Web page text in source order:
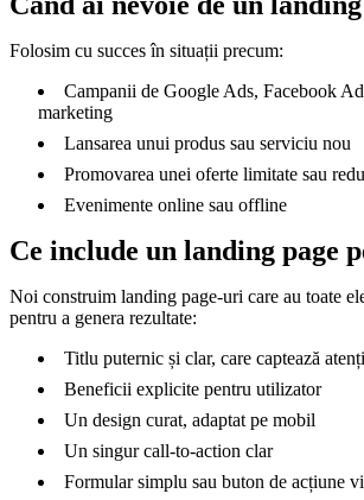
Folosim cu succes în situații precum:
Campanii de Google Ads, Facebook
marketing
Lansarea unui produs sau serviciu nou
Promovarea unei oferte limitate sau
Evenimente online sau offline
Ce include un landing page
Noi construim landing page-uri care au toate
pentru a genera rezultate:
Titlu puternic și clar, care captează
Beneficii explicite pentru utilizator
Un design curat, adaptat pe mobil
Un singur call-to-action clar
Formular simplu sau buton de acțiune